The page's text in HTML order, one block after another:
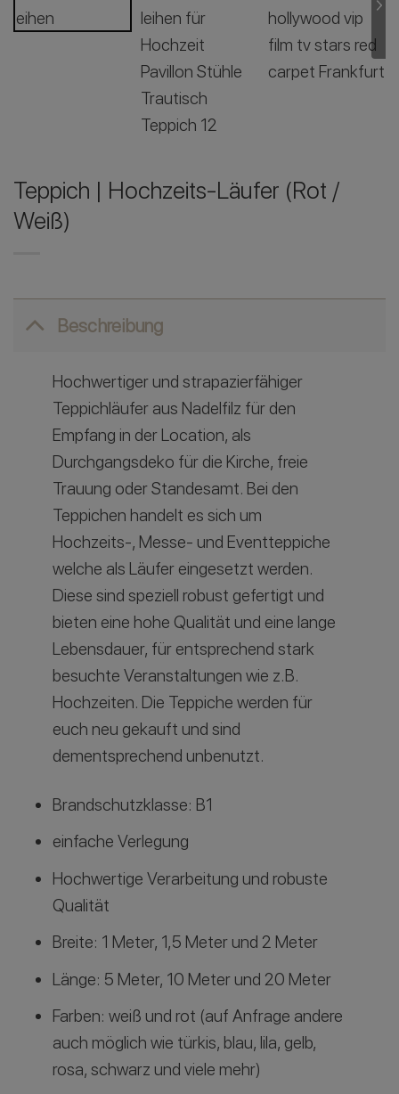
Teppich | Hochzeits-Läufer (Rot /
Weiß)
Beschreibung
Hochwertiger und strapazierfähiger
Teppichläufer aus Nadelfilz für den
Empfang in der Location, als
Durchgangsdeko für die Kirche, freie
Trauung oder Standesamt. Bei den
Teppichen handelt es sich um
Hochzeits-, Messe- und Eventteppiche
welche als Läufer eingesetzt werden.
Diese sind speziell robust gefertigt und
bieten eine hohe Qualität und eine lange
Lebensdauer, für entsprechend stark
besuchte Veranstaltungen wie z.B.
Hochzeiten. Die Teppiche werden für
euch neu gekauft und sind
dementsprechend unbenutzt.
Brandschutzklasse: B1
einfache Verlegung
Hochwertige Verarbeitung und robuste
Qualität
Breite: 1 Meter, 1,5 Meter und 2 Meter
Länge: 5 Meter, 10 Meter und 20 Meter
Farben: weiß und rot (auf Anfrage andere
auch möglich wie türkis, blau, lila, gelb,
rosa, schwarz und viele mehr)